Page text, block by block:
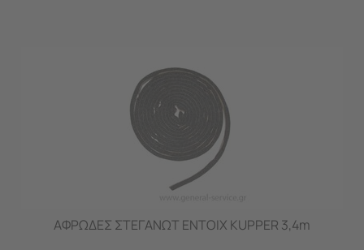
ΑΦΡΩΔΕΣ ΣΤΕΓΑΝΩΤ ΕΝΤΟΙΧ KUPPER 3,4m